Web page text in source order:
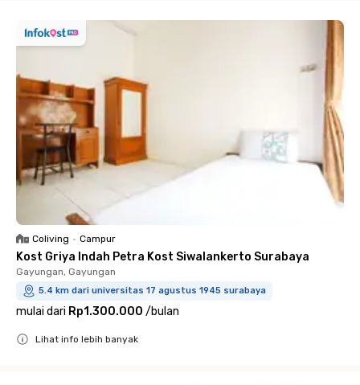
Coliving • Campur
Kost Griya Indah Petra Kost Siwalankerto Surabaya
Gayungan, Gayungan
5.4 km dari universitas 17 agustus 1945 surabaya
mulai dari Rp1.300.000 /bulan
Lihat info lebih banyak